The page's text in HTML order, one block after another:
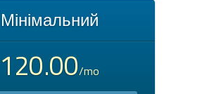
Мінімальний
120.00/mo